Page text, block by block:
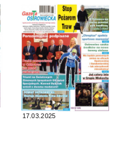
17.03.2025